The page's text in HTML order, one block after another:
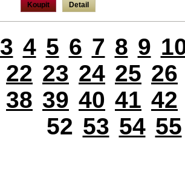
Koupit Detail
3 4 5 6 7 8 9
22 23 24 25 26
38 39 40 41 42
52 53 54 55